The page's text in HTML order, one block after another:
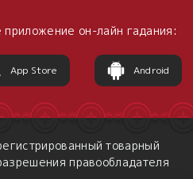
он-лайн гадания:
App Store Android
товарный
правообладателя